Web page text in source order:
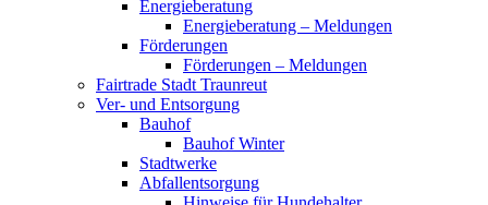
Energieberatung
Energieberatung – Meldungen
Förderungen
Förderungen – Meldungen
Fairtrade Stadt Traunreut
Ver- und Entsorgung
Bauhof
Bauhof Winter
Stadtwerke
Abfallentsorgung